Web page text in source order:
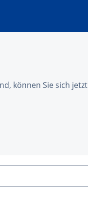
können Sie sich